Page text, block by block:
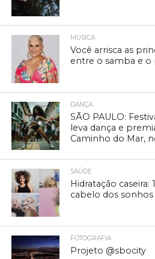
MÚSICA
Você arrisca as
entre o samba e o
DANÇA
SÃO PAULO:
leva dança e
Caminho do Mar,
SAÚDE
Hidratação
cabelo dos sonhos
FOTOGRAFIA
Projeto @sbocity